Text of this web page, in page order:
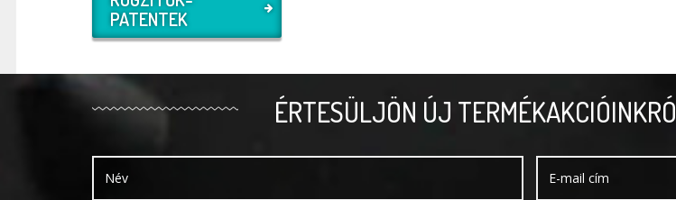
PATENTEK
ÉRTESÜLJÖN ÚJ